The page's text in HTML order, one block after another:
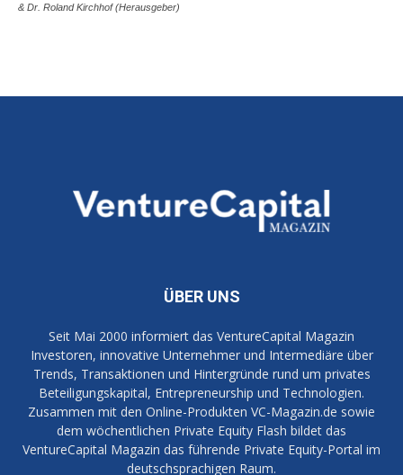
& Dr. Roland Kirchhof (Herausgeber)
ÜBER UNS
Seit Mai 2000 informiert das VentureCapital Magazin
Investoren, innovative Unternehmer und Intermediäre über
Trends, Transaktionen und Hintergründe rund um privates
Beteiligungskapital, Entrepreneurship und Technologien.
Zusammen mit den Online-Produkten VC-Magazin.de sowie
dem wöchentlichen Private Equity Flash bildet das
VentureCapital Magazin das führende Private Equity-Portal im
deutschsprachigen Raum.